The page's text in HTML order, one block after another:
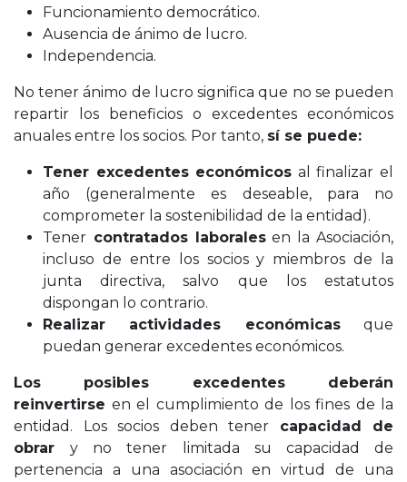
Funcionamiento democrático.
Ausencia de ánimo de lucro.
Independencia.
No tener ánimo de lucro significa que no se pueden
repartir los beneficios o excedentes económicos
anuales entre los socios. Por tanto, sí se puede:
Tener excedentes económicos al finalizar el
año (generalmente es deseable, para no
comprometer la sostenibilidad de la entidad).
Tener contratados laboralesen la Asociación,
incluso de entre los socios y miembros de la
junta directiva, salvo que los estatutos
dispongan lo contrario.
Realizar actividades económicasque
puedan generar excedentes económicos.
Los posibles excedentes deberán
reinvertirse en el cumplimiento de los fines de la
entidad. Los socios deben tener capacidad de
obrary no tener limitada su capacidad de
pertenencia a una asociación en virtud de una